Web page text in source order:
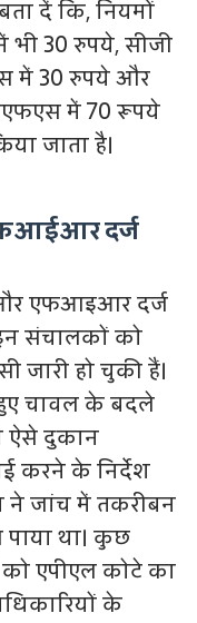
दें कि, नियमों
30 रुपये, सीजी
में 30 रुपये और
में 70 रूपये
जाता है।
दर्ज
एफआइआर दर्ज
संचालकों को
जारी हो चुकी हैं।
चावल के बदले
ऐसे दुकान
करने के निर्देश
ने जांच में तकरीबन
था। कुछ
को एपीएल कोटे का
के